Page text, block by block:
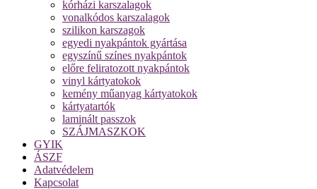
kórházi karszalagok
vonalkódos karszalagok
szilikon karszagok
egyedi nyakpántok gyártása
egyszínű színes nyakpántok
előre feliratozott nyakpántok
vinyl kártyatokok
kemény műanyag kártyatokok
kártyatartók
laminált passzok
SZÁJMASZKOK
GYIK
ÁSZF
Adatvédelem
Kapcsolat